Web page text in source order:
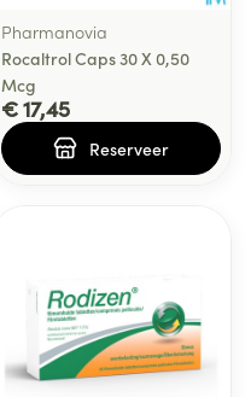
Pharmanovia
Rocaltrol Caps 30 X 0,50
Mcg
€ 17,45
Reserveer